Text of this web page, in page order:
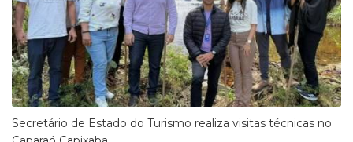
Secretário de Estado do Turismo realiza visitas técnicas no